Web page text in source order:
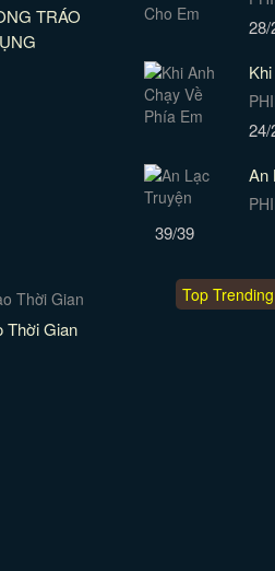
TRÁO
Thời Gian
28/
24/
An
39/39
Top Trending